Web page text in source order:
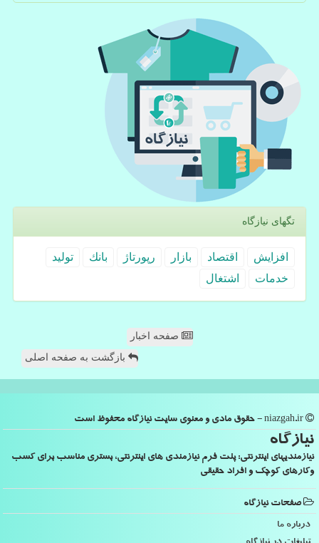
تگهای نیازگاه
افزایش اقتصاد بازار رپورتاژ بانك
تولید
خدمات
اشتغال
صفحه اخبار
بازگشت به صفحه اصلی
نیازگاه
نیازمندیهای اینترنتی: پلت فرم نیازمندی های اینترنتی، بستری مناسب برای کسب
وکارهای کوچک و افراد حقیقی
صفحات نیازگاه
درباره ما